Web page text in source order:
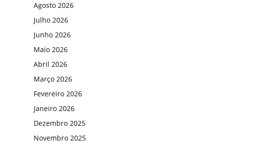
Agosto 2026
Julho 2026
Junho 2026
Maio 2026
Abril 2026
Março 2026
Fevereiro 2026
Janeiro 2026
Dezembro 2025
Novembro 2025